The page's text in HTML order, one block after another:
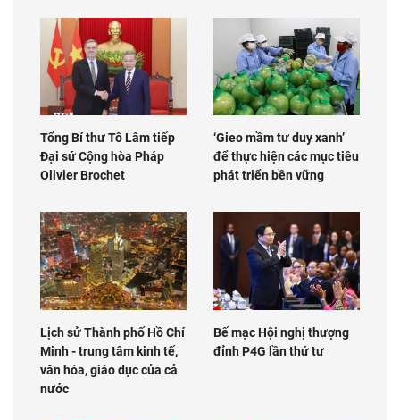
Tổng Bí thư Tô Lâm tiếp
Đại sứ Cộng hòa Pháp
Olivier Brochet
‘Gieo mầm tư duy xanh’
để thực hiện các mục tiêu
phát triển bền vững
Lịch sử Thành phố Hồ Chí
Minh - trung tâm kinh tế,
văn hóa, giáo dục của cả
nước
Bế mạc Hội nghị thượng
đỉnh P4G lần thứ tư